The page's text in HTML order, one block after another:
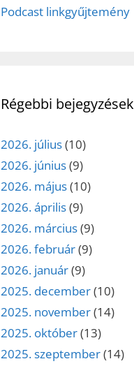
Podcast linkgyűjtemény
Régebbi bejegyzések
2026. július(10)
2026. június(9)
2026. május(10)
2026. április(9)
2026. március(9)
2026. február(9)
2026. január(9)
2025. december(10)
2025. november(14)
2025. október(13)
2025. szeptember(14)